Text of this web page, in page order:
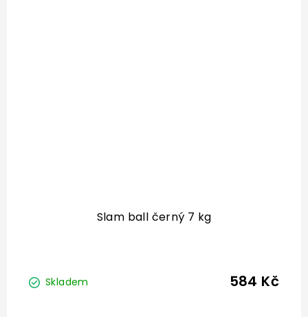
Slam ball černý 7 kg
Skladem 584 Kč